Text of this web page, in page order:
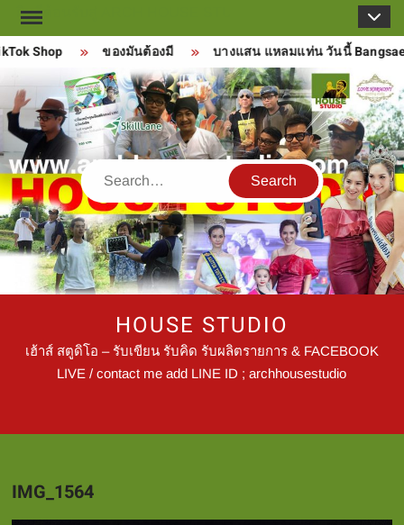
Skip
to
content
Shop ของมันต้องมี บางแสน แหลมแท่น วันนี้
Search
HOUSE STUDIO
เฮ้าส์ สตูดิโอ – รับเขียน รับคิด รับผลิตรายการ & FACEBOOK
LIVE / contact me add LINE ID ; archhousestudio
IMG_1564